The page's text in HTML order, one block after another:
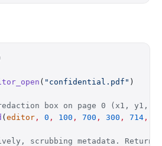
( "confidential.pdf" )
redaction box on page 0 (x1,
( editor , 0 , 100 , 700 , 300 , 714 ,
scrubbing metadata. Returns